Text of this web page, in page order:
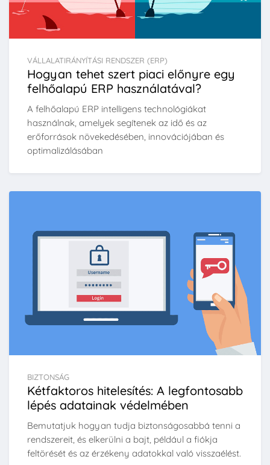
VÁLLALATIRÁNYÍTÁSI RENDSZER (ERP)
Hogyan tehet szert piaci előnyre egy
felhőalapú ERP használatával?
A felhőalapú ERP intelligens technológiákat
használnak, amelyek segítenek az idő és az
erőforrások növekedésében, innovációjában és
optimalizálásában
BIZTONSÁG
Kétfaktoros hitelesítés: A legfontosabb
lépés adatainak védelmében
Bemutatjuk hogyan tudja biztonságosabbá tenni a
rendszereit, és elkerülni a bajt, például a fiókja
feltörését és az érzékeny adatokkal való visszaélést.